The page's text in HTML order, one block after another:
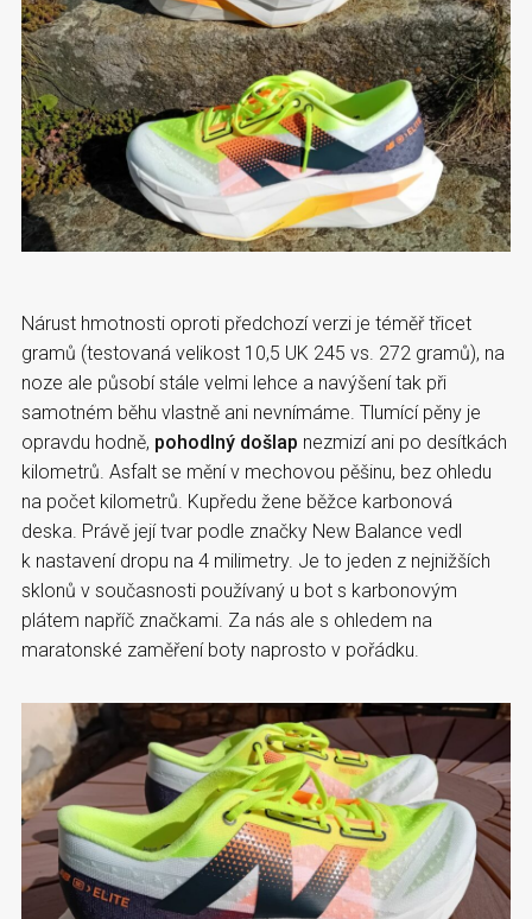
Nárust hmotnosti oproti předchozí verzi je téměř třicet
gramů (testovaná velikost 10,5 UK 245 vs. 272 gramů), na
noze ale působí stále velmi lehce a navýšení tak při
samotném běhu vlastně ani nevnímáme. Tlumící pěny je
opravdu hodně, pohodlný došlap nezmizí ani po desítkách
kilometrů. Asfalt se mění v mechovou pěšinu, bez ohledu
na počet kilometrů. Kupředu žene běžce karbonová
deska. Právě její tvar podle značky New Balance vedl
k nastavení dropu na 4 milimetry. Je to jeden z nejnižších
sklonů v současnosti používaný u bot s karbonovým
plátem napříč značkami. Za nás ale s ohledem na
maratonské zaměření boty naprosto v pořádku.